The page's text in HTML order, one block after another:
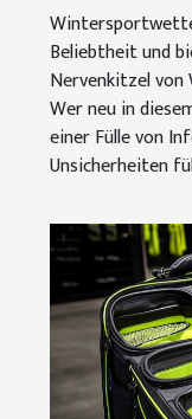
Beliebtheit und
Nervenkitzel
Wer neu in
einer Fülle von
Unsicherheiten